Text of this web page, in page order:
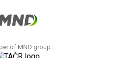
of MND group